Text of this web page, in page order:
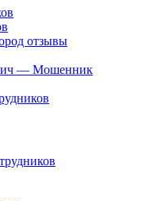
отзывы
— Мошенник